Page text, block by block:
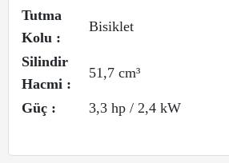
Tutma
Kolu :
Bisiklet
Silindir
Hacmi :
51,7 cm³
Güç : 3,3 hp / 2,4 kW